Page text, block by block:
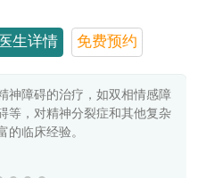
医生详情 免费预约
神障碍的治疗，如双相情感障
等，对精神分裂症和其他复杂
的临床经验。